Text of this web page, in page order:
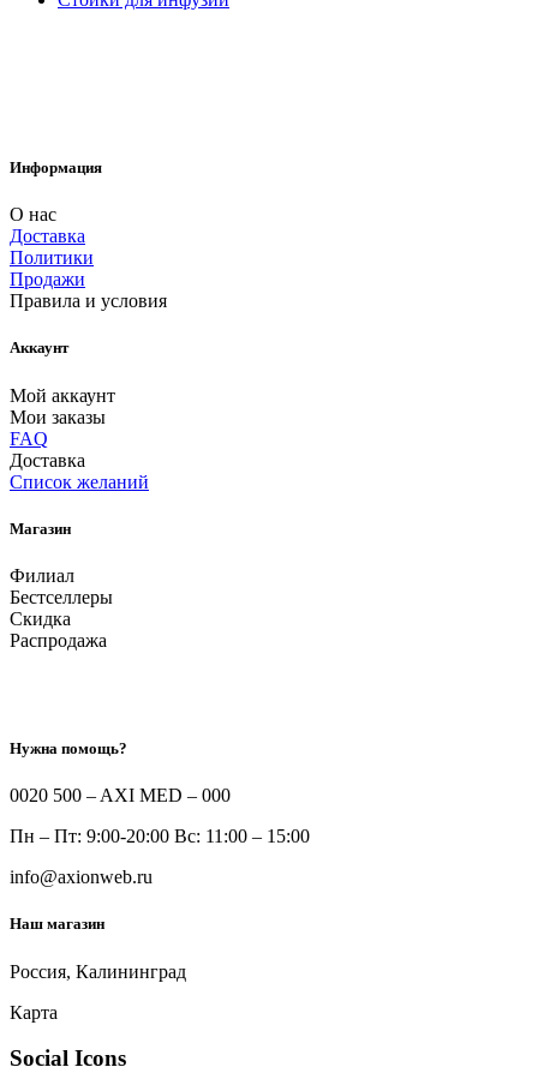
Информация
О нас
Доставка
Политики
Продажи
Правила и условия
Аккаунт
Мой аккаунт
Мои заказы
FAQ
Доставка
Список желаний
Магазин
Филиал
Бестселлеры
Скидка
Распродажа
Нужна помощь?
0020 500 – AXI MED – 000
Пн – Пт: 9:00-20:00 Вс: 11:00 – 15:00
info@axionweb.ru
Наш магазин
Россия, Калининград
Карта
Social Icons